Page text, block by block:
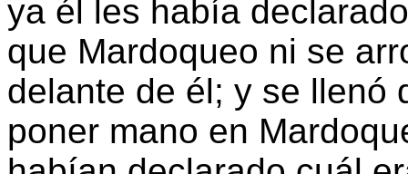
ya él les había
que Mardoqueo ni se
delante de él; y se llenó
poner mano en